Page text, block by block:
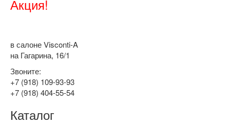
Акция!
в салоне Visconti-A
на Гагарина, 16/1
Звоните:
+7 (918) 109-93-93
+7 (918) 404-55-54
Каталог